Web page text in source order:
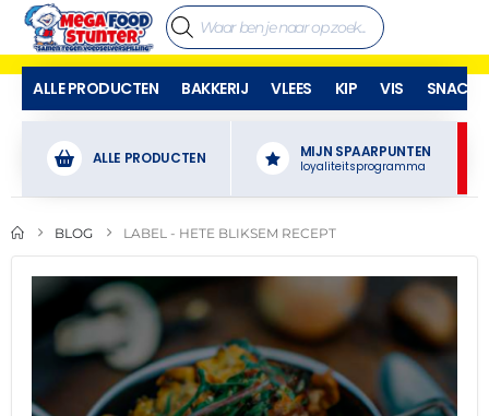
ALLE PRODUCTEN BAKKERIJ VLEES KIP VIS SNACKS
ALLE PRODUCTEN MIJN SPAARPUNTEN
loyaliteitsprogramma
BLOG LABEL - HETE BLIKSEM RECEPT